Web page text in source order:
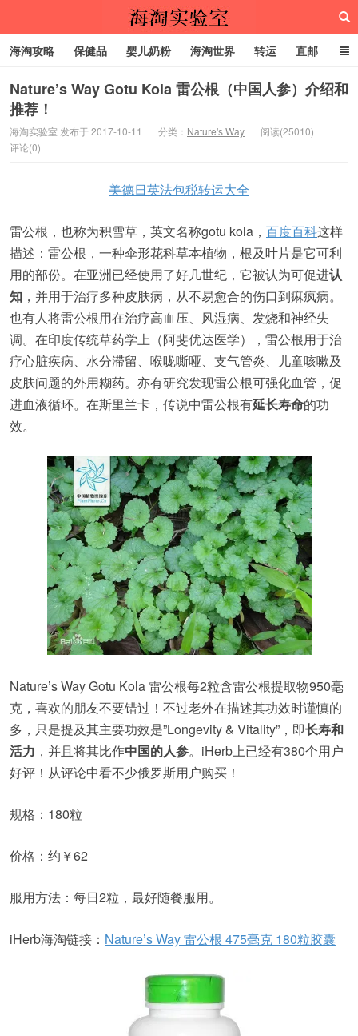
海淘实验室
海淘攻略 保健品 婴儿奶粉 海淘世界 转运 直邮
代购服务
Nature’s Way Gotu Kola 雷公根（中国人参）介绍和
推荐！
海淘实验室 发布于 2017-10-11 分类： Nature's Way
阅读(25010)
评论(0)
美德日英法包税转运大全
雷公根，也称为积雪草，英文名称gotu kola， 百度百科这样
描述：雷公根，一种伞形花科草本植物，根及叶片是它可利
用的部份。在亚洲已经使用了好几世纪，它被认为可促进认
知 ，并用于治疗多种皮肤病，从不易愈合的伤口到痳疯病。
也有人将雷公根用在治疗高血压、风湿病、发烧和神经失
调。在印度传统草药学上（阿斐优达医学），雷公根用于治
疗心脏疾病、水分滞留、喉咙嘶哑、支气管炎、儿童咳嗽及
皮肤问题的外用糊药。亦有研究发现雷公根可强化血管，促
进血液循环。在斯里兰卡，传说中雷公根有延长寿命的功
效。
Nature’s Way Gotu Kola 雷公根每2粒含雷公根提取物950毫
克，喜欢的朋友不要错过！不过老外在描述其功效时谨慎的
多，只是提及其主要功效是”Longevity & Vitality”，即长寿和
活力 ，并且将其比作中国的人参。iHerb上已经有380个用户
好评！从评论中看不少俄罗斯用户购买！
规格：180粒
价格：约￥62
服用方法：每日2粒，最好随餐服用。
iHerb海淘链接： Nature’s Way 雷公根 475毫克 180粒胶囊